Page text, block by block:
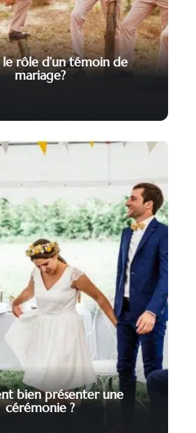
rôle d’un témoin de
mariage?
bien présenter une
cérémonie ?